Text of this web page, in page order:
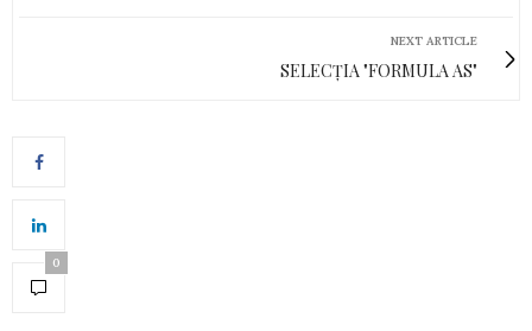
NEXT ARTICLE
SELECȚIA "FORMULA AS"
0